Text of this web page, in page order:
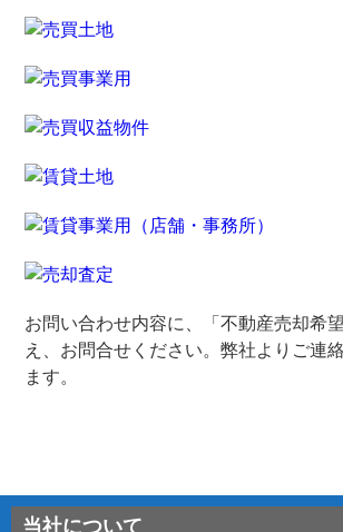
お問い合わせ内容に、「不動産売却希
え、お問合せください。弊社よりご連
ます。
当社について